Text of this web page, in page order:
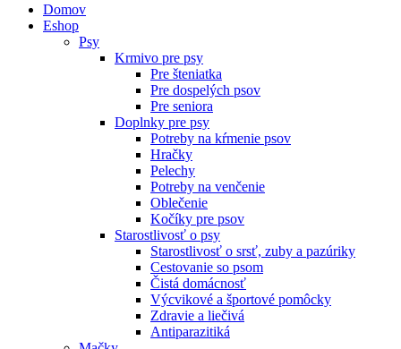
Domov
Eshop
Psy
Krmivo pre psy
Pre šteniatka
Pre dospelých psov
Pre seniora
Doplnky pre psy
Potreby na kŕmenie psov
Hračky
Pelechy
Potreby na venčenie
Oblečenie
Kočíky pre psov
Starostlivosť o psy
Starostlivosť o srsť, zuby a pazúriky
Cestovanie so psom
Čistá domácnosť
Výcvikové a športové pomôcky
Zdravie a liečivá
Antiparazitiká